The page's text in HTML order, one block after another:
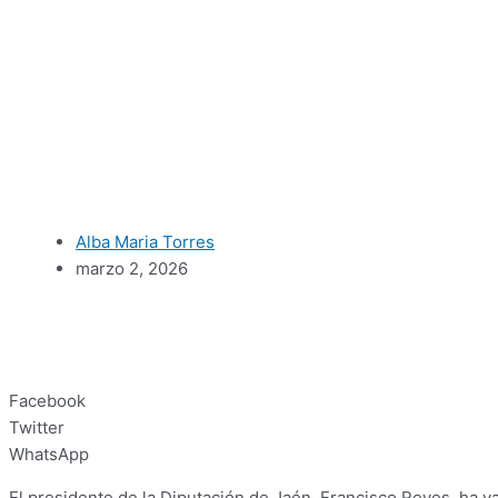
Alba Maria Torres
marzo 2, 2026
Facebook
Twitter
WhatsApp